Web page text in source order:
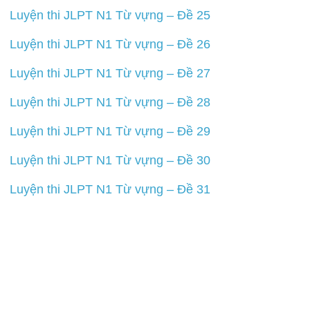
Luyện thi JLPT N1 Từ vựng – Đề 25
Luyện thi JLPT N1 Từ vựng – Đề 26
Luyện thi JLPT N1 Từ vựng – Đề 27
Luyện thi JLPT N1 Từ vựng – Đề 28
Luyện thi JLPT N1 Từ vựng – Đề 29
Luyện thi JLPT N1 Từ vựng – Đề 30
Luyện thi JLPT N1 Từ vựng – Đề 31